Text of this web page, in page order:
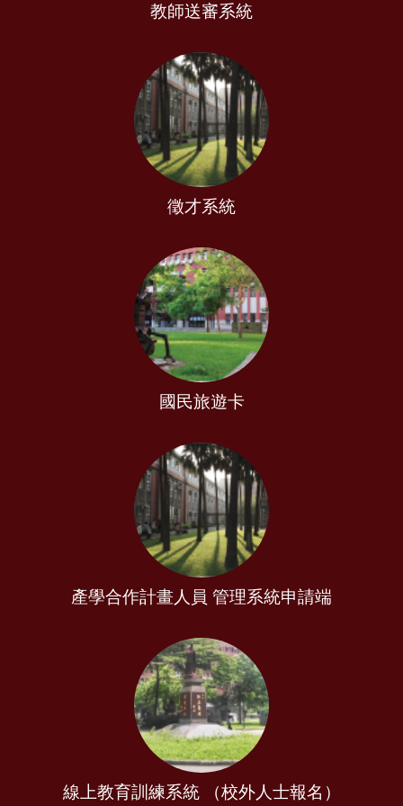
教師送審系統
徵才系統
國民旅遊卡
產學合作計畫人員 管理系統申請端
線上教育訓練系統 （校外人士報名）